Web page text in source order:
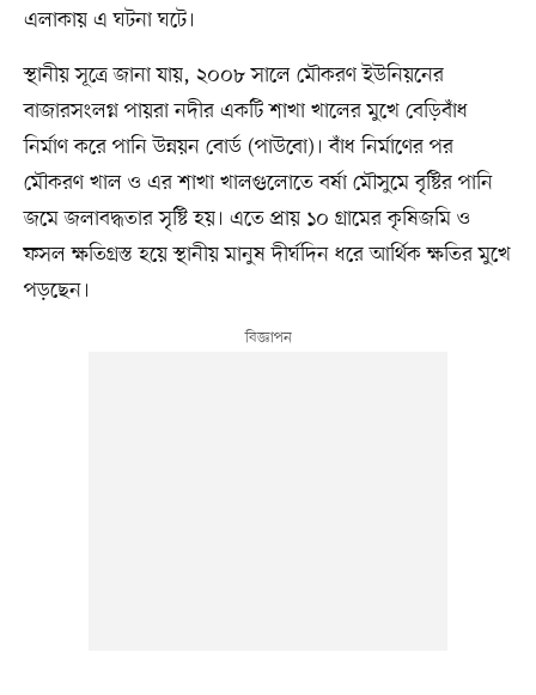
এলাকায় এ ঘটনা ঘটে।
স্থানীয় সূত্রে জানা যায়, ২০০৮ সালে মৌকরণ ইউনিয়নের
বাজারসংলগ্ন পায়রা নদীর একটি শাখা খালের মুখে বেড়িবাঁধ
নির্মাণ করে পানি উন্নয়ন বোর্ড (পাউবো)। বাঁধ নির্মাণের পর
মৌকরণ খাল ও এর শাখা খালগুলোতে বর্ষা মৌসুমে বৃষ্টির পানি
জমে জলাবদ্ধতার সৃষ্টি হয়। এতে প্রায় ১০ গ্রামের কৃষিজমি ও
ফসল ক্ষতিগ্রস্ত হয়ে স্থানীয় মানুষ দীর্ঘদিন ধরে আর্থিক ক্ষতির মুখে
পড়ছেন।